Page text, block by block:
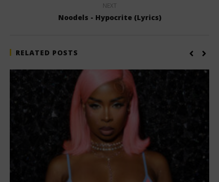
NEXT
Noodels - Hypocrite (Lyrics)
RELATED POSTS